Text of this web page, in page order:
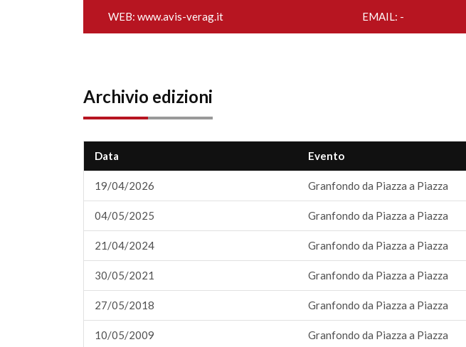
WEB: www.avis-verag.it EMAIL: -
Archivio edizioni
Data Evento
19/04/2026 Granfondo da Piazza a Piazza
04/05/2025 Granfondo da Piazza a Piazza
21/04/2024 Granfondo da Piazza a Piazza
30/05/2021 Granfondo da Piazza a Piazza
27/05/2018 Granfondo da Piazza a Piazza
10/05/2009 Granfondo da Piazza a Piazza